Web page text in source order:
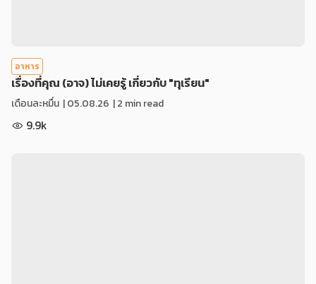
อาหาร
เรื่องที่คุณ (อาจ) ไม่เคยรู้ เกี่ยวกับ "ทุเรียน"
เดือนละหมื่น |05.08.26 | 2 min read
9.9k